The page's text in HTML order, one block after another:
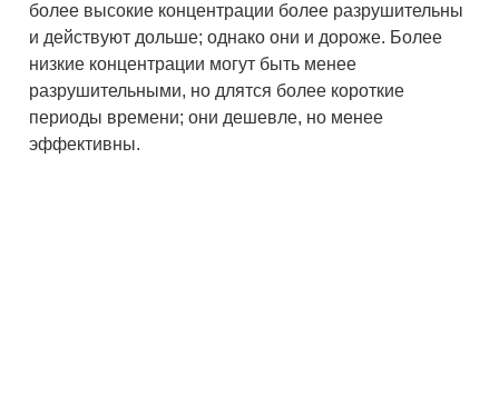
более высокие концентрации более разрушительны
и действуют дольше; однако они и дороже. Более
низкие концентрации могут быть менее
разрушительными, но длятся более короткие
периоды времени; они дешевле, но менее
эффективны.